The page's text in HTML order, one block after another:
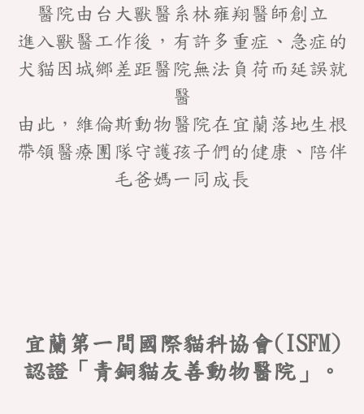
療
科
別
院
所
環
境
聯
絡
我
醫院由台大獸醫系林雍翔醫師創立
進入獸醫工作後，有許多重症、急症的
犬貓因城鄉差距醫院無法負荷而延誤就
醫
由此，維倫斯動物醫院在宜蘭落地生根
帶領醫療團隊守護孩子們的健康、陪伴
毛爸媽一同成長
宜蘭第一間國際貓科協會(ISFM)
認證「青銅貓友善動物醫院」。